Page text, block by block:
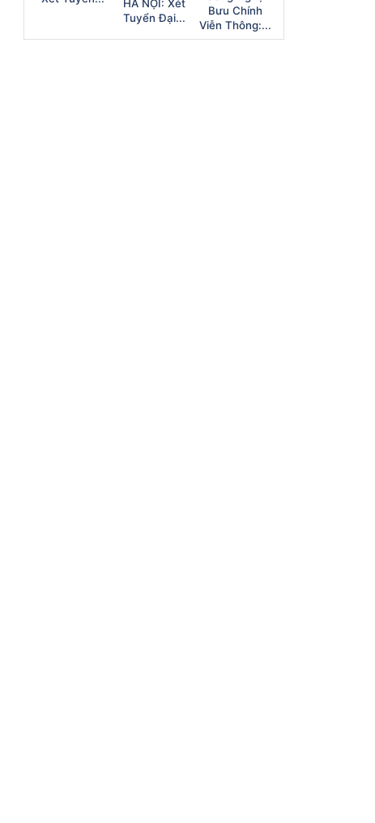
HÀ NỘI: Xét
Tuyển Đại...
Bưu Chính
Viễn Thông:...